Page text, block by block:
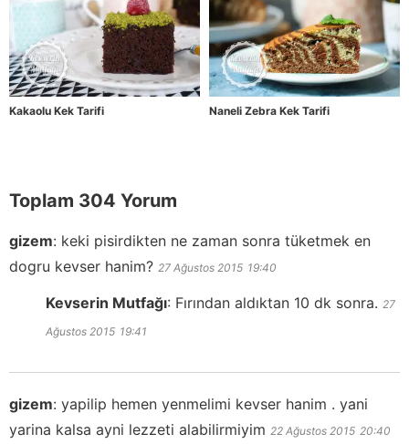
Kakaolu Kek Tarifi Naneli Zebra Kek Tarifi
Toplam 304 Yorum
gizem: keki pisirdikten ne zaman sonra tüketmek en
dogru kevser hanim? 27 Ağustos 2015 19:40
Kevserin Mutfağı: Fırından aldıktan 10 dk sonra. 27
Ağustos 2015 19:41
gizem: yapilip hemen yenmelimi kevser hanim . yani
yarina kalsa ayni lezzeti alabilirmiyim 22 Ağustos 2015 20:40